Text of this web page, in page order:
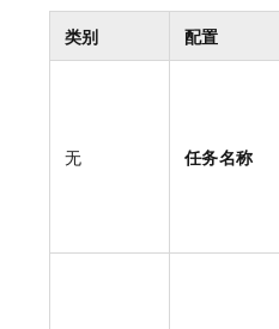
类别 配置
无 任务名称